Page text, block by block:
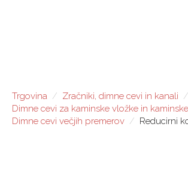
Trgovina
Zračniki, dimne cevi in kanali
Dimne cevi za kaminske vložke in
Dimne cevi večjih premerov
Reducirni